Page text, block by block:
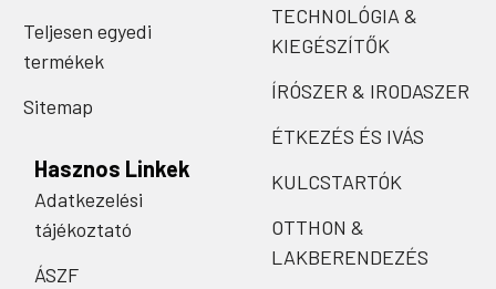
Teljesen egyedi
termékek
Sitemap
Hasznos Linkek
Adatkezelési
tájékoztató
ÁSZF
TECHNOLÓGIA &
KIEGÉSZÍTŐK
ÍRÓSZER & IRODASZER
ÉTKEZÉS ÉS IVÁS
KULCSTARTÓK
OTTHON &
LAKBERENDEZÉS